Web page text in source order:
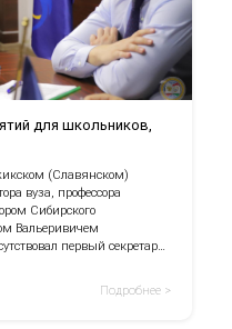
для школьников,
(Славянском)
вуза, профессора
Сибирского
Вальеривичем
первый секретарь
Подробнее >